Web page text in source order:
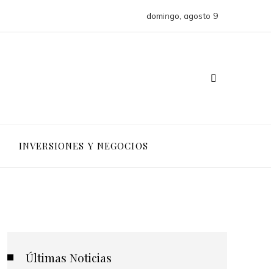
domingo, agosto 9
INVERSIONES Y NEGOCIOS
Últimas Noticias